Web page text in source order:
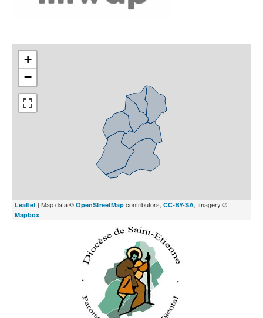
+
−
Leaflet | Map data © OpenStreetMap contributors, CC-BY-SA, Imagery ©
Mapbox
sam. 8 août 2026